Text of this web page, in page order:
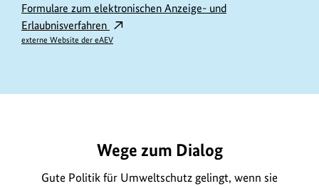
Formulare zum elektronischen Anzeige- und
Erlaubnisverfahren
externe Website der eAEV
Wege zum Dialog
Gute Politik für Umweltschutz gelingt, wenn sie